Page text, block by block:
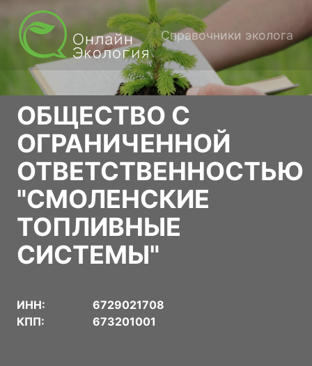
Справочники эколога
ОБЩЕСТВО С
ОГРАНИЧЕННОЙ
ОТВЕТСТВЕННОСТЬЮ
"СМОЛЕНСКИЕ
ТОПЛИВНЫЕ
СИСТЕМЫ"
ИНН:
6729021708
КПП:
673201001